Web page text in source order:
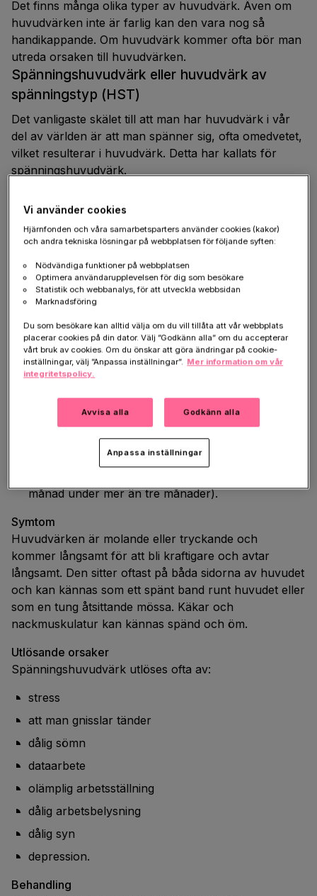
Det finns många olika typer av huvudvärk. Även om
huvudvärken inte är farlig kan den vara nog så
handikappande. Om huvudvärk kommer ofta bör man
utreda orsaken till huvudvärken.
Spänningshuvudvärk eller huvudvärk av
spänningstyp (HST)
Det vanligaste skälet till att man har huvudvärk i vår
del av världen är att man spänner sig, ofta omedvetet,
vilket resulterar i huvudvärk. Detta har kallats för
spänningshuvudvärk.
andra orsaker till att huvudvärken uppstår, varför
man övergått till att kalla spänningshuvudvärk för
huvudvärk av spänningstyp, HST. (Läs mer under
rubriken Forskning nedan.)
Knappt nio av tio av kvinnorna och två tredjedelar av
någon gång. Denna typ av huvudvärk är även vanlig
bland barn och ungdomar.
Huvudvärken delas in i två olika typer:
Episodisk huvudvärk av spänningstyp (vid varje
period av huvudvärk sitter värken i under minst
en halvtimme och högst en vecka).
Kronisk huvudvärk av spänningstyp (vid denna
månad under mer än tre månader).
Symtom
Huvudvärken är molande eller tryckande och
kommer långsamt för att bli kraftigare och avtar
långsamt. Den sitter oftast på båda sidorna av huvudet
och kan kännas som ett spänt band runt huvudet eller
som en tung åtsittande mössa. Käkar och
nackmuskulatur kan kännas spänd och öm.
Utlösande orsaker
Spänningshuvudvärk utlöses ofta av:
stress
att man gnisslar tänder
dålig sömn
dataarbete
olämplig arbetsställning
dålig arbetsbelysning
dålig syn
depression.
Behandling
Vi använder cookies
Hjärnfonden och våra samarbetsparters använder cookies (kakor)
och andra tekniska lösningar på webbplatsen för följande syften:
Nödvändiga funktioner på webbplatsen
Optimera användarupplevelsen för dig som besökare
Statistik och webbanalys, för att utveckla webbsidan
Marknadsföring
Du som besökare kan alltid välja om du vill tillåta att vår webbplats
placerar cookies på din dator. Välj ”Godkänn alla” om du accepterar
vårt bruk av cookies. Om du önskar att göra ändringar på cookie-
inställningar, välj ”Anpassa inställningar”. Mer information om vår
integritetspolicy.
Avvisa alla Godkänn alla
Anpassa inställningar